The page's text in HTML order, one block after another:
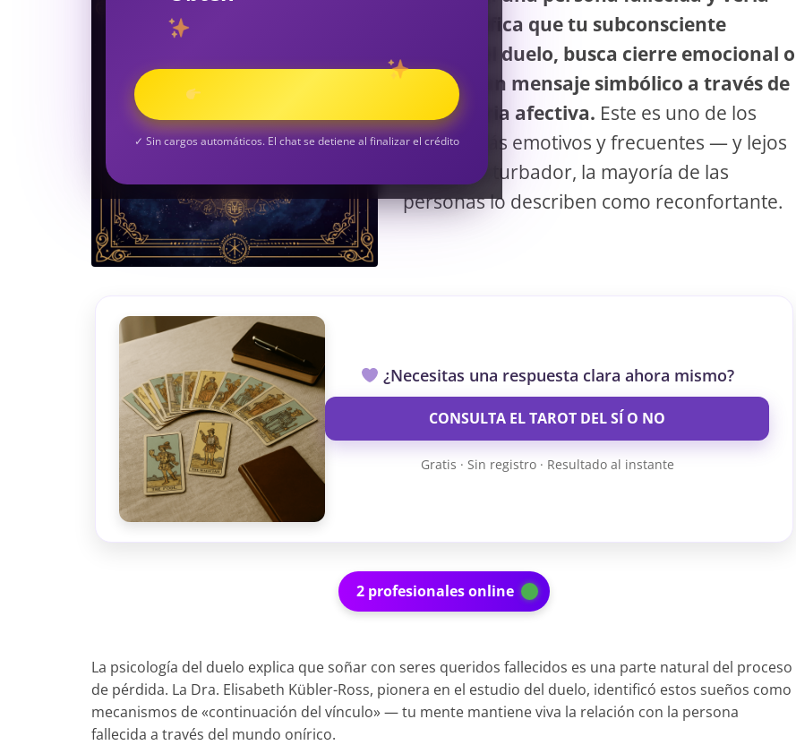
viva significa que tu subconsciente
procesa el duelo, busca cierre emocional o
te envía un mensaje simbólico a través de
la memoria afectiva. Este es uno de los
sueños más emotivos y frecuentes — y lejos
de ser perturbador, la mayoría de las
personas lo describen como reconfortante.
¿Necesitas una respuesta clara ahora mismo?
CONSULTA EL TAROT DEL SÍ O NO
Gratis · Sin registro · Resultado al instante
2 profesionales online
La psicología del duelo explica que soñar con seres queridos fallecidos es una parte natural del proceso
de pérdida. La Dra. Elisabeth Kübler-Ross, pionera en el estudio del duelo, identificó estos sueños como
mecanismos de «continuación del vínculo» — tu mente mantiene viva la relación con la persona
fallecida a través del mundo onírico.
✓ Sin cargos automáticos. El chat se detiene al finalizar el crédito